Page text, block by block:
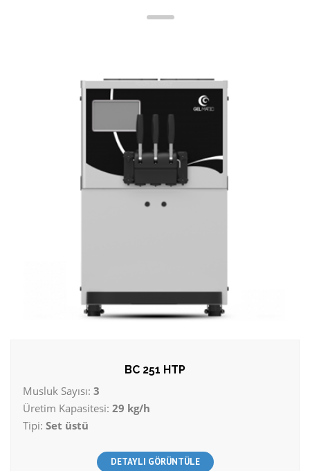
BC 251 HTP
Musluk Sayısı: 3
Üretim Kapasitesi: 29 kg/h
Tipi: Set üstü
DETAYLI GÖRÜNTÜLE